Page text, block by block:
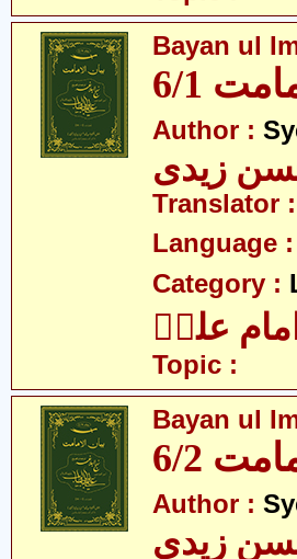
Bayan ul
6/1
Author :
زیدی
Translator :
Language :
Category :
علیؑ
Topic :
Bayan ul
6/2
Author :
زیدی